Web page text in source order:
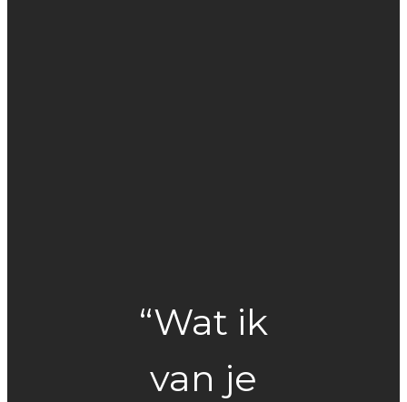
“Wat ik
van je